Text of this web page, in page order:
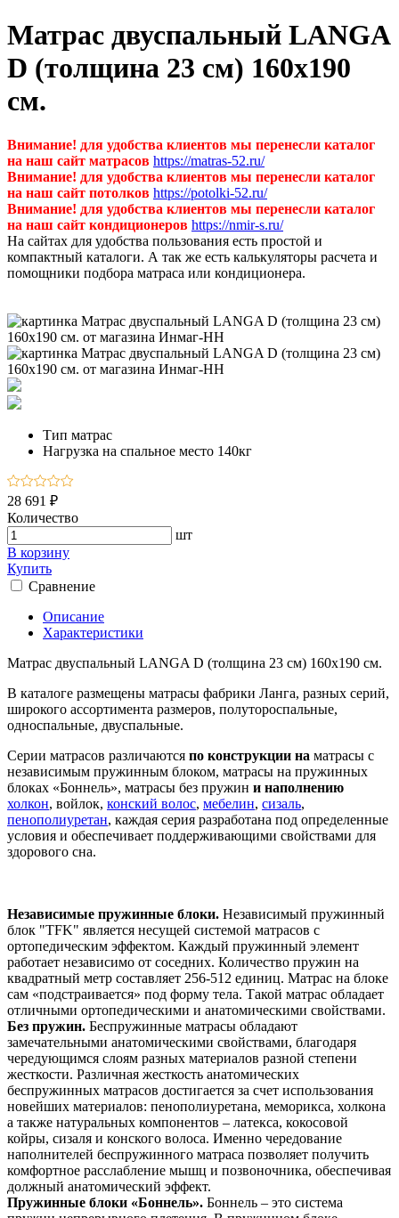
Матрас двуспальный LANGA
D (толщина 23 см) 160х190
см.
Внимание! для удобства клиентов мы перенесли каталог
на наш сайт матрасов https://matras-52.ru/
Внимание! для удобства клиентов мы перенесли каталог
на наш сайт потолков https://potolki-52.ru/
Внимание! для удобства клиентов мы перенесли каталог
на наш сайт кондиционеров https://nmir-s.ru/
На сайтах для удобства пользования есть простой и
компактный каталоги. А так же есть калькуляторы расчета и
помощники подбора матраса или кондиционера.
Тип матрас
Нагрузка на спальное место 140кг
28 691 ₽
Количество
шт
В корзину
Купить
Сравнение
Описание
Характеристики
Матрас двуспальный LANGA D (толщина 23 см) 160х190 см.
В каталоге размещены матрасы фабрики Ланга, разных серий,
широкого ассортимента размеров, полутороспальные,
односпальные, двуспальные.
Серии матрасов различаются по конструкции на матрасы с
независимым пружинным блоком, матрасы на пружинных
блоках «Боннель», матрасы без пружин и наполнению
холкон, войлок, конский волос, мебелин, сизаль,
пенополиуретан, каждая серия разработана под определенные
условия и обеспечивает поддерживающими свойствами для
здорового сна.
Независимые пружинные блоки. Независимый пружинный
блок "TFK" является несущей системой матрасов с
ортопедическим эффектом. Каждый пружинный элемент
работает независимо от соседних. Количество пружин на
квадратный метр составляет 256-512 единиц. Матрас на блоке
сам «подстраивается» под форму тела. Такой матрас обладает
отличными ортопедическими и анатомическими свойствами.
Без пружин. Беспружинные матрасы обладают
замечательными анатомическими свойствами, благодаря
чередующимся слоям разных материалов разной степени
жесткости. Различная жесткость анатомических
беспружинных матрасов достигается за счет использования
новейших материалов: пенополиуретана, меморикса, холкона
а также натуральных компонентов – латекса, кокосовой
койры, сизаля и конского волоса. Именно чередование
наполнителей беспружинного матраса позволяет получить
комфортное расслабление мышц и позвоночника, обеспечивая
должный анатомический эффект.
Пружинные блоки «Боннель». Боннель – это система